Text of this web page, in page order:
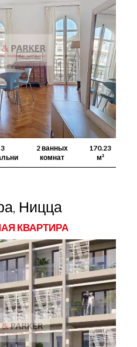
3
2 ванных
комнат
170.23
м²
Ницца
КВАРТИРА